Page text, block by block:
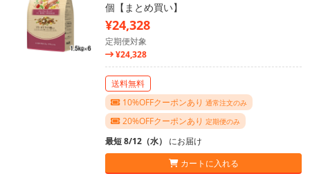
個【まとめ買い】
¥24,328
定期便対象
¥24,328
送料無料
10%OFFクーポンあり 通常注文のみ
20%OFFクーポンあり 定期便のみ
最短 8/12（水） にお届け
カートに入れる